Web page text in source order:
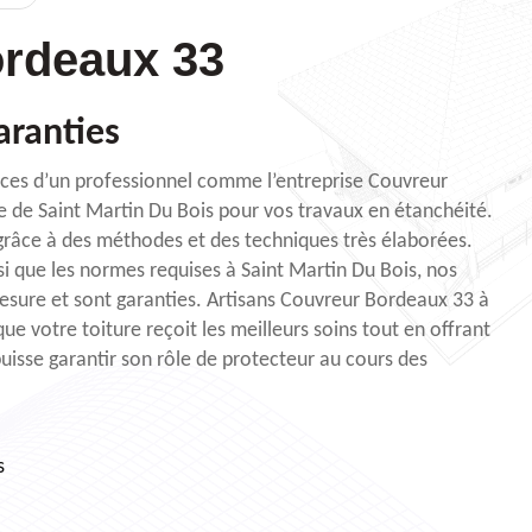
33
d’un professionnel comme l’entreprise Couvreur
de Saint Martin Du Bois pour vos travaux en étanchéité.
à des méthodes et des techniques très élaborées.
que les normes requises à Saint Martin Du Bois, nos
et sont garanties. Artisans Couvreur Bordeaux 33 à
votre toiture reçoit les meilleurs soins tout en offrant
garantir son rôle de protecteur au cours des